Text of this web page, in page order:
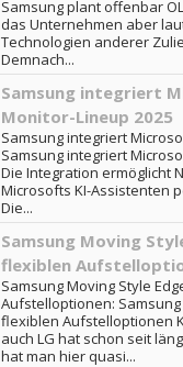
Samsung plant offenbar
das Unternehmen aber
Technologien anderer
Demnach...
Samsung integriert
Monitor-Lineup 2025
Samsung integriert
Samsung integriert
Die Integration ermöglicht
Microsofts KI-Assistenten
Die...
Samsung Moving
flexiblen
Samsung Moving Style
Aufstelloptionen:
flexiblen Aufstelloptionen
auch LG hat schon seit
hat man hier quasi...